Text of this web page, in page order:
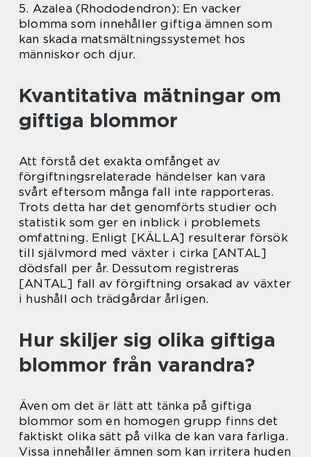
5. Azalea (Rhododendron): En vacker
blomma som innehåller giftiga ämnen som
kan skada matsmältningssystemet hos
människor och djur.
Kvantitativa mätningar om
giftiga blommor
Att förstå det exakta omfånget av
förgiftningsrelaterade händelser kan vara
svårt eftersom många fall inte rapporteras.
Trots detta har det genomförts studier och
statistik som ger en inblick i problemets
omfattning. Enligt [KÄLLA] resulterar försök
till självmord med växter i cirka [ANTAL]
dödsfall per år. Dessutom registreras
[ANTAL] fall av förgiftning orsakad av växter
i hushåll och trädgårdar årligen.
Hur skiljer sig olika giftiga
blommor från varandra?
Även om det är lätt att tänka på giftiga
blommor som en homogen grupp finns det
faktiskt olika sätt på vilka de kan vara farliga.
Vissa innehåller ämnen som kan irritera huden